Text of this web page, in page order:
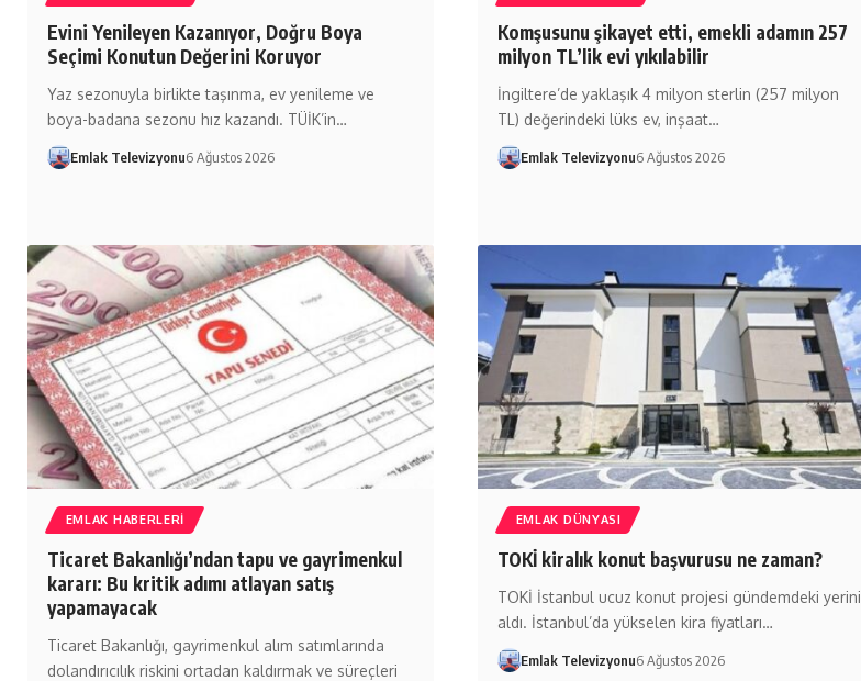
Evini Yenileyen Kazanıyor, Doğru Boya
Seçimi Konutun Değerini Koruyor
Yaz sezonuyla birlikte taşınma, ev yenileme ve
boya-badana sezonu hız kazandı. TÜİK’in…
Emlak Televizyonu6 Ağustos 2026
Komşusunu şikayet etti, emekli adamın 257
milyon TL’lik evi yıkılabilir
İngiltere’de yaklaşık 4 milyon sterlin (257 milyon
TL) değerindeki lüks ev, inşaat…
Emlak Televizyonu6 Ağustos 2026
EMLAK HABERLERI
Ticaret Bakanlığı’ndan tapu ve gayrimenkul
kararı: Bu kritik adımı atlayan satış
yapamayacak
Ticaret Bakanlığı, gayrimenkul alım satımlarında
dolandırıcılık riskini ortadan kaldırmak ve süreçleri
EMLAK DÜNYASI
TOKİ kiralık konut başvurusu ne zaman?
TOKİ İstanbul ucuz konut projesi gündemdeki yerini
aldı. İstanbul’da yükselen kira fiyatları…
Emlak Televizyonu6 Ağustos 2026